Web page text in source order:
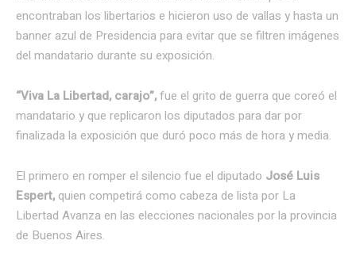
encontraban los libertarios e hicieron uso de vallas y hasta un
banner azul de Presidencia para evitar que se filtren imágenes
del mandatario durante su exposición.
“Viva La Libertad, carajo”,fue el grito de guerra que coreó el
mandatario y que replicaron los diputados para dar por
finalizada la exposición que duró poco más de hora y media.
El primero en romper el silencio fue el diputado José Luis
Espert, quien competirá como cabeza de lista por La
Libertad Avanza en las elecciones nacionales por la provincia
de Buenos Aires.